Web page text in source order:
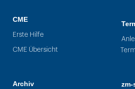
CME
Erste Hilfe
CME Übersicht
Archiv